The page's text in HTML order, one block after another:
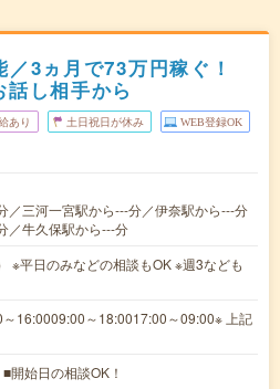
3ヵ月で73万円稼ぐ！
し相手から
あり 土日祝日が休み WEB登録OK
／三河一宮駅から---分／伊奈駅から---分
／牛久保駅から---分
※平日のみなどの相談もOK ※週3なども
～16:0009:00～18:0017:00～09:00※ 上記
始日の相談OK！